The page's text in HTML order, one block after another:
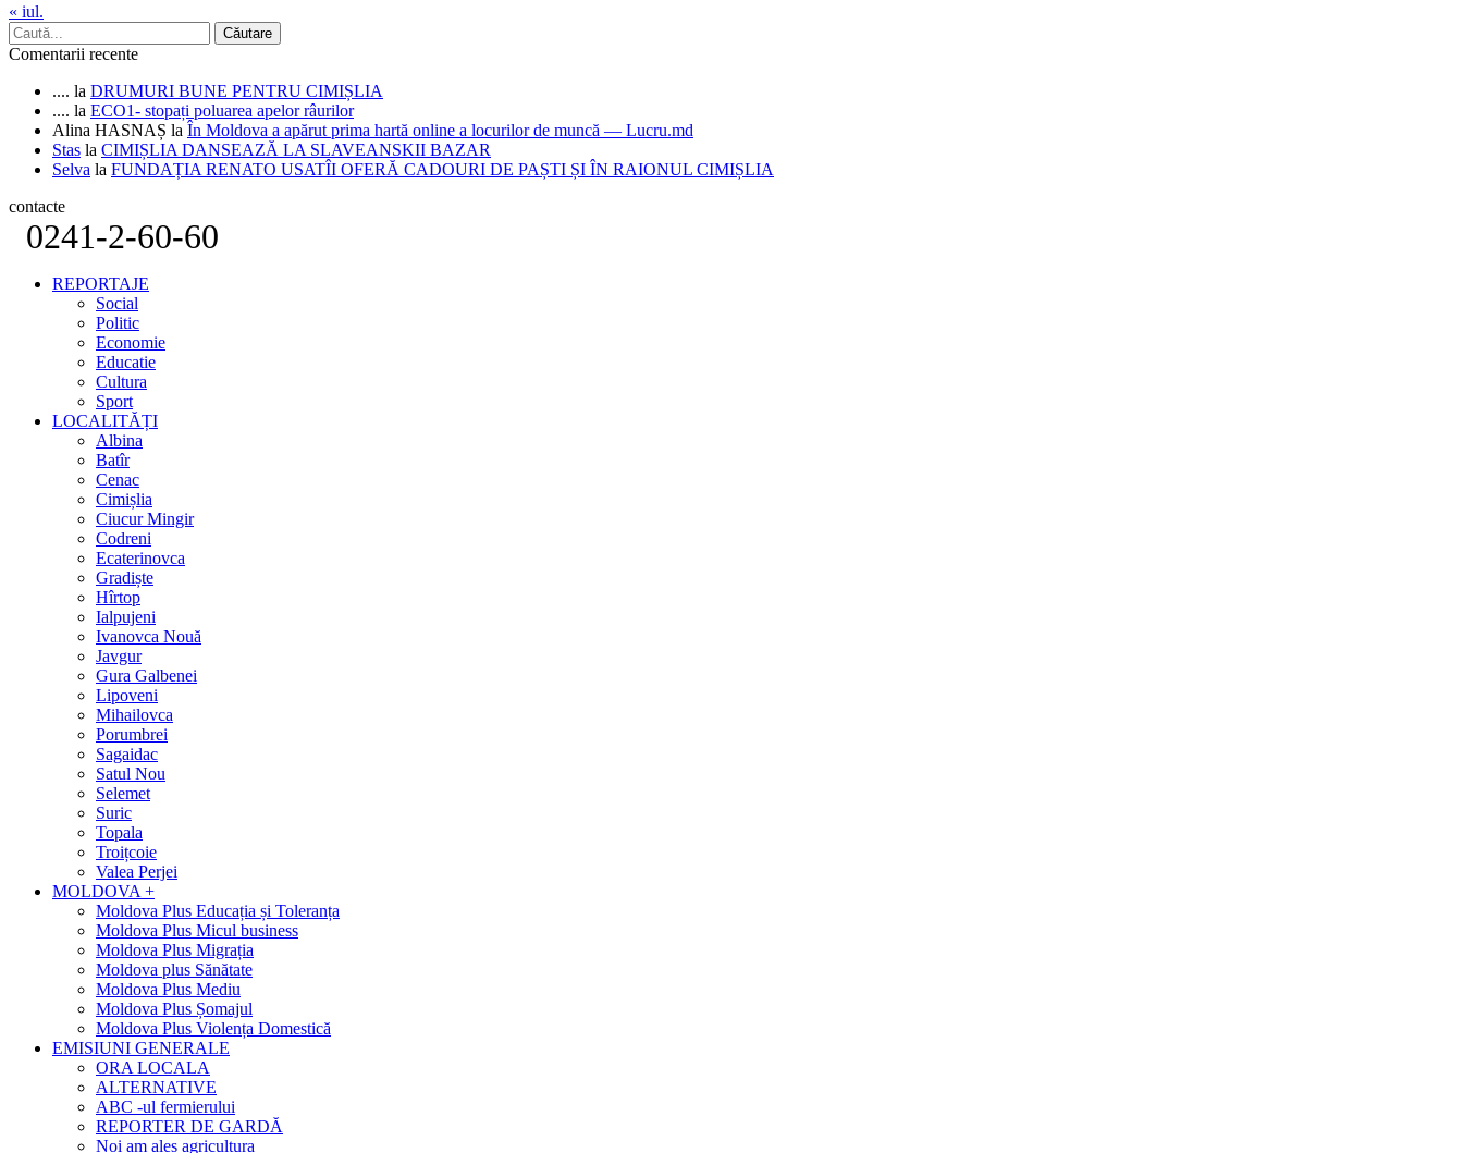
« iul.
Comentarii recente
.... la DRUMURI BUNE PENTRU CIMIȘLIA
.... la ECO1- stopați poluarea apelor râurilor
Alina HASNAȘ la În Moldova a apărut prima hartă online a locurilor de muncă — Lucru.md
Stas la CIMIȘLIA DANSEAZĂ LA SLAVEANSKII BAZAR
Selva la FUNDAȚIA RENATO USATÎI OFERĂ CADOURI DE PAȘTI ȘI ÎN RAIONUL CIMIȘLIA
contacte
0241-2-60-60
REPORTAJE
Social
Politic
Economie
Educatie
Cultura
Sport
LOCALITĂȚI
Albina
Batîr
Cenac
Cimișlia
Ciucur Mingir
Codreni
Ecaterinovca
Gradiște
Hîrtop
Ialpujeni
Ivanovca Nouă
Javgur
Gura Galbenei
Lipoveni
Mihailovca
Porumbrei
Sagaidac
Satul Nou
Selemet
Suric
Topala
Troițcoie
Valea Perjei
MOLDOVA +
Moldova Plus Educația și Toleranța
Moldova Plus Micul business
Moldova Plus Migrația
Moldova plus Sănătate
Moldova Plus Mediu
Moldova Plus Șomajul
Moldova Plus Violența Domestică
EMISIUNI GENERALE
ORA LOCALA
ALTERNATIVE
ABC -ul fermierului
REPORTER DE GARDĂ
Noi am ales agricultura